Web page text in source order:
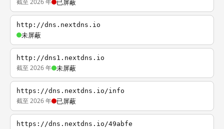
截至 2026 年 已屏蔽
http://dns.nextdns.io
未屏蔽
http://dns1.nextdns.io
截至 2026 年 未屏蔽
https://dns.nextdns.io/info
截至 2026 年 已屏蔽
https://dns.nextdns.io/49abfe